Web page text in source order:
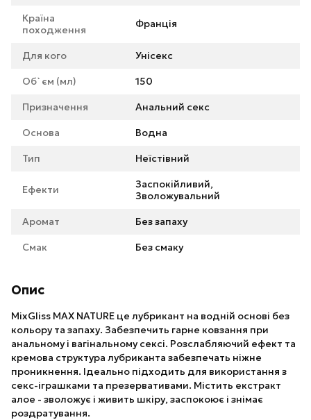
Країна
походження
Франція
Для кого Унісекс
Об`єм (мл) 150
Призначення Анальний секс
Основа Водна
Тип Неїстівний
Ефекти
Заспокійливий,
Зволожувальний
Аромат Без запаху
Смак Без смаку
Опис
MixGliss MAX NATURE це лубрикант на водній основі без
кольору та запаху. Забезпечить гарне ковзання при
анальному і вагінальному сексі. Розслабляючий ефект та
кремова структура лубриканта забезпечать ніжне
проникнення. Ідеально підходить для використання з
секс-іграшками та презервативами. Містить екстракт
алое - зволожує і живить шкіру, заспокоює і знімає
роздратування.